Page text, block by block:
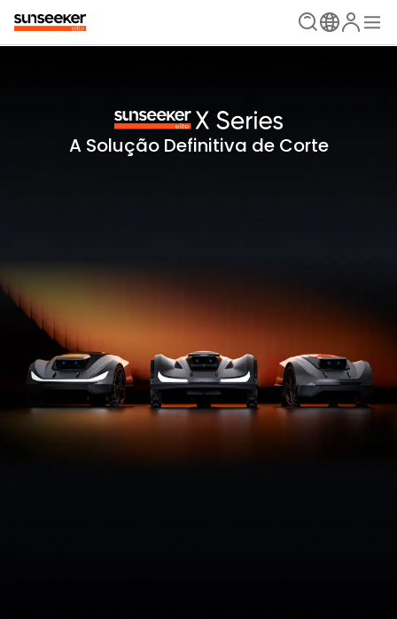
A Solução Definitiva de Corte